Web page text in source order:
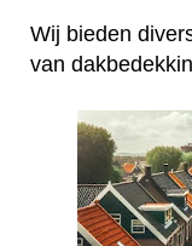
Wij bieden
van